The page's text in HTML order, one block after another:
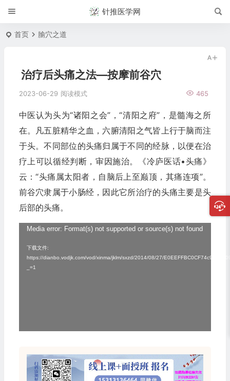
针推医学网
首页 腧穴之道
治疗后头痛之法—按摩前谷穴
2023-06-29 465
阅读模式
中医认为头为“诸阳之会”，“清阳之府”，是髓海之所
在。凡五脏精华之血，六腑清阳之气皆上行于脑而注
于头。不同部位的头痛归属于不同的经脉，以便在治
疗上可以循经判断，审因施治。《冷庐医话•头痛》
云：“头痛属太阳者，自脑后上至巅顶，其痛连项”。
前谷穴隶属于小肠经，因此它所治疗的头痛主要是头
后部的头痛。
Media error: Format(s) not supported or source(s) not found
下载文件:
https://dianbo.vodjk.com/vod/xinma/jklm/sxzd/2014/08/27/
_=1